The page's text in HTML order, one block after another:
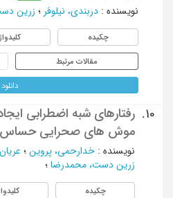
نویسنده : دربندی، نیلوفر ؛ زرین
چکیده
مقالات مرتبط
دانلود
10.
رفتارهای شبه اضطرابی
موش های صحرایی حساس
نویسنده : خدارحمی، پروین ؛
زرین دست، محمدرضا ؛
چکیده